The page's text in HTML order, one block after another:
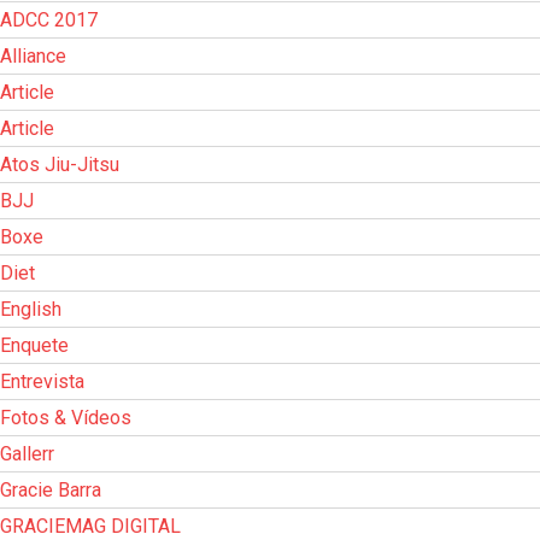
ADCC 2017
Alliance
Article
Article
Atos Jiu-Jitsu
BJJ
Boxe
Diet
English
Enquete
Entrevista
Fotos & Vídeos
Gallerr
Gracie Barra
GRACIEMAG DIGITAL